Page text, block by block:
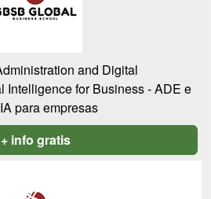
and Digital
Intelligence for Business - ADE e
para empresas
+ info gratis